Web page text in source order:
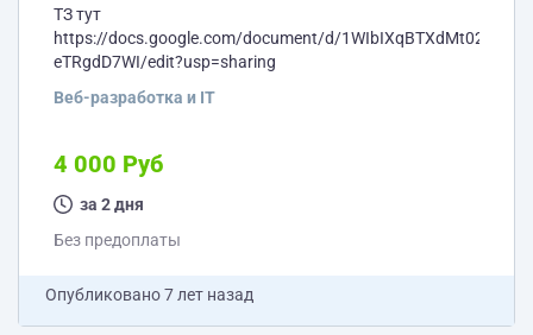
ТЗ тут
https://docs.google.com/document/d/
eTRgdD7WI/edit?usp=sharing
Веб-разработка и IT
4 000 Руб
за 2 дня
Без предоплаты
Опубликовано7 лет назад